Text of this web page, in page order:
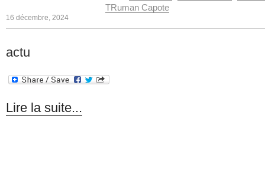
TRuman Capote
16 décembre, 2024
actu
Lire la suite...